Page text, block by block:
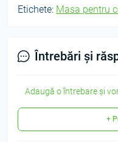
Etichete: Masa pentru
Întrebări și
Adaugă o întrebare și
+